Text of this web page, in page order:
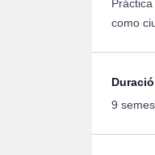
como
9